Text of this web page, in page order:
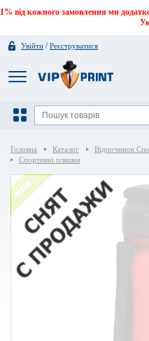
1% від кожного замовлення ми
Увійти /Реєструватися
Головна Каталог Відпочинок
Спортивні пляшки